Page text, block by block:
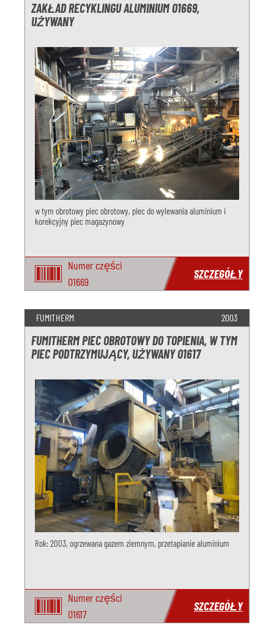
ZAKŁAD RECYKLINGU ALUMINIUM O1669,
UŻYWANY
w tym obrotowy piec obrotowy, piec do wylewania aluminium i
korekcyjny piec magazynowy
Numer części
O1669
SZCZEGÓŁY
FUMITHERM 2003
FUMITHERM PIEC OBROTOWY DO TOPIENIA, W TYM
PIEC PODTRZYMUJĄCY, UŻYWANY O1617
Rok: 2003, ogrzewana gazem ziemnym, przetapianie aluminium
Numer części
O1617
SZCZEGÓŁY